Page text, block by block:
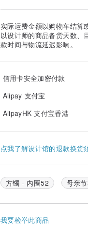
实际运费金额以购物车结算
以设计师的商品备货天数、
款时间与物流延迟影响。
信用卡安全加密付款
Alipay 支付宝
AlipayHK 支付宝香港
点我了解设计馆的退款换货
方镯 - 内圈52 母亲
我要检举此商品